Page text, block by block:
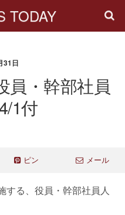
TODAY
31日
員・幹部社員
1付
ピン メール
する、役員・幹部社員人